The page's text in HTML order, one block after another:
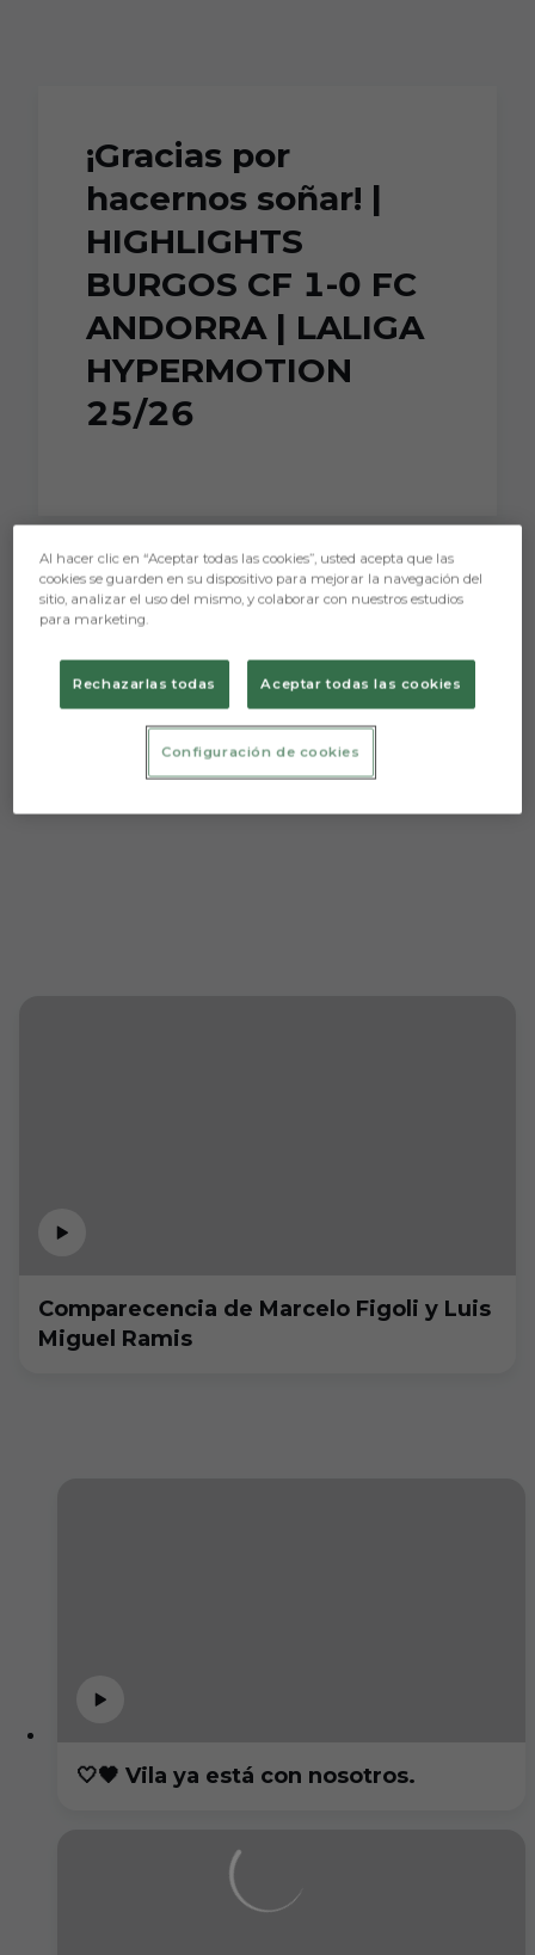
¡Gracias por
hacernos soñar! |
HIGHLIGHTS
BURGOS CF 1-0 FC
ANDORRA | LALIGA
HYPERMOTION
25/26
Aún no hay reacciones. ¡Sé el primero!
Comparecencia de Marcelo Figoli y Luis
Miguel Ramis
🤍🖤 Vila ya está con nosotros.
Al hacer clic en “Aceptar todas las cookies”, usted acepta que las
cookies se guarden en su dispositivo para mejorar la navegación del
sitio, analizar el uso del mismo, y colaborar con nuestros estudios
para marketing.
Rechazarlas todas Aceptar todas las cookies
Configuración de cookies